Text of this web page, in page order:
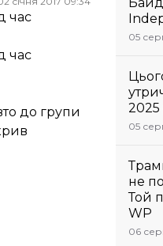
час
час
до групи
05
05
не
Той
WP
06